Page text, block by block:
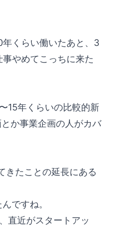
くらい働いたあと、3
やめてこっちに来た
15年くらいの比較的新
か事業企画の人がカバ
きたことの延長にある
ですね。
直近がスタートアッ